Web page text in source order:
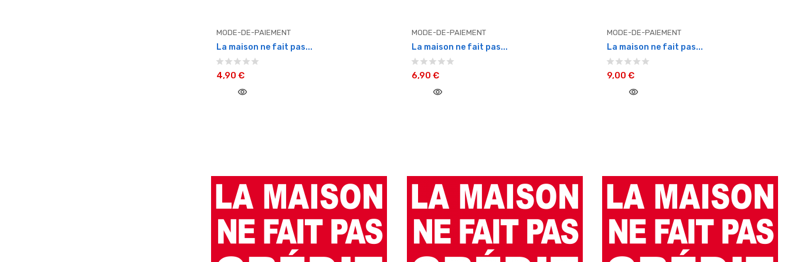
MODE-DE-PAIEMENT
La maison ne fait pas...
4,90 €
visibility
MODE-DE-PAIEMENT
La maison ne fait pas...
6,90 €
visibility
MODE-DE-PAIEMENT
La maison ne fait pas...
9,00 €
visibility